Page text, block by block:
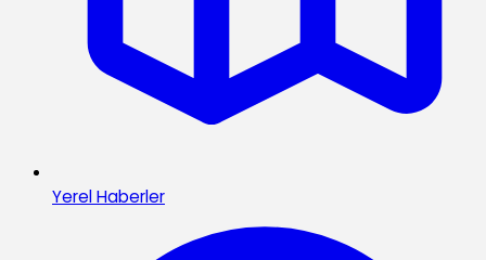
Yerel Haberler